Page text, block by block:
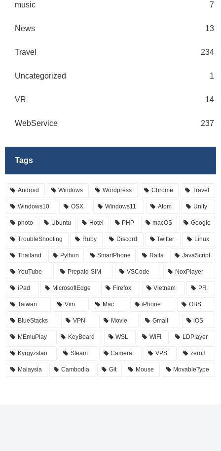
music 7
News 13
Travel 234
Uncategorized 1
VR 14
WebService 237
Tags
Android Windows Wordpress Chrome Travel
Windows10 OSX Windows11 Atom Unity
photo Ubuntu Hotel PHP macOS Google
TroubleShooting Ruby Discord Twitter Linux
Thailand Python SmartPhone Rails JavaScript
YouTube Prepaid-SIM VSCode NoxPlayer
iPad MicrosoftEdge Firefox Vietnam PR
Taiwan Vim Mac iPhone OBS
BlueStacks VPN Movie Gmail iOS
MEmuPlay KeyBoard WSL WiFi LDPlayer
Kyrgyzstan Steam Camera VPS zero3
Malaysia Cambodia Git Mouse MovableType